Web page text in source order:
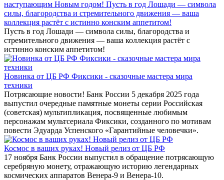
наступающим Новым годом! Пусть в год Лошади — символа
силы, благородства и стремительного движения — ваша
коллекция растёт с истинно конским аппетитом!
Пусть в год Лошади — символа силы, благородства и
стремительного движения — ваша коллекция растёт с
истинно конским аппетитом!
Новинка от ЦБ РФ Фиксики - сказочные мастера мира
техники
Потрясающие новости! Банк России 5 декабря 2025 года
выпустил очередные памятные монеты серии Российская
(советская) мультипликация, посвященные любимым
персонажам мультсериала Фиксики, созданного по мотивам
повести Эдуарда Успенского «Гарантийные человечки».
Космос в ваших руках! Новый релиз от ЦБ РФ
17 ноября Банк России выпустил в обращение потрясающую
серебряную монету, отражающую историю легендарных
космических аппаратов Венера-9 и Венера-10.